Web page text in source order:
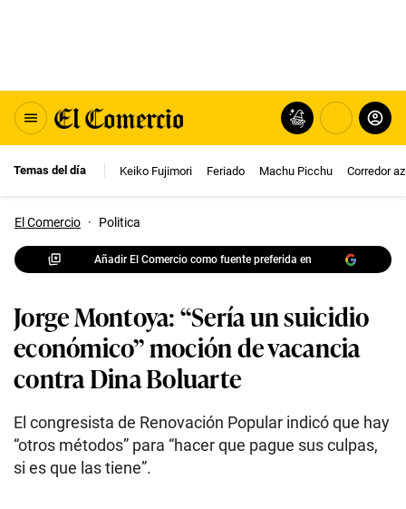
Temas del día Keiko Fujimori Feriado Machu Picchu Corredor
El Comercio · Politica
Añadir El Comercio como fuente preferida en
Jorge Montoya: “Sería un suicidio
económico” moción de vacancia
contra Dina Boluarte
El congresista de Renovación Popular indicó que hay
“otros métodos” para “hacer que pague sus culpas,
si es que las tiene”.